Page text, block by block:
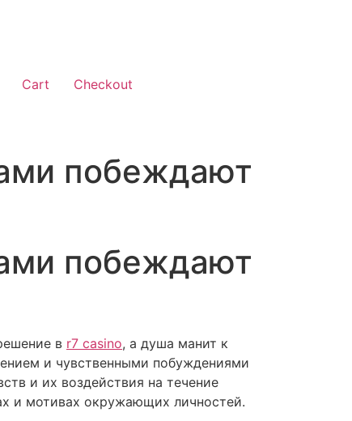
Cart
Checkout
побеждают
побеждают
в r7 casino, а душа манит к
и чувственными побуждениями
и их воздействия на течение
и мотивах окружающих личностей.